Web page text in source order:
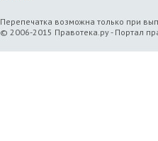
Перепечатка возможна только при
© 2006-2015 Правотека.ру - Портал